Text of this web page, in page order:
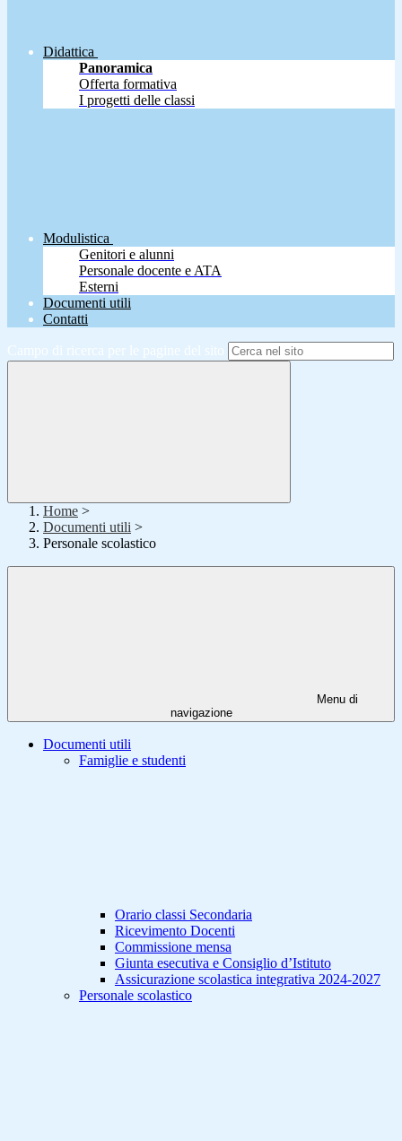
Didattica
Panoramica
Offerta formativa
I progetti delle classi
Modulistica
Genitori e alunni
Personale docente e ATA
Esterni
Documenti utili
Contatti
Campo di ricerca per le pagine del sito
Home >
Documenti utili >
Personale scolastico
Menu di
navigazione
Documenti utili
Famiglie e studenti
Orario classi Secondaria
Ricevimento Docenti
Commissione mensa
Giunta esecutiva e Consiglio d’Istituto
Assicurazione scolastica integrativa 2024-2027
Personale scolastico